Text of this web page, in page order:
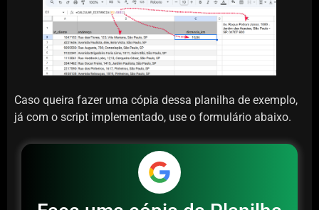
Caso queira fazer uma cópia dessa planilha de exemplo,
já com o script implementado, use o formulário abaixo.